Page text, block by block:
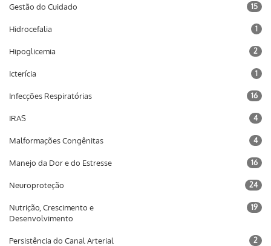
Gestão do Cuidado 15
Hidrocefalia 1
Hipoglicemia 2
Icterícia 1
Infecções Respiratórias 16
IRAS 4
Malformações Congênitas 4
Manejo da Dor e do Estresse 16
Neuroproteção 24
Nutrição, Crescimento e
Desenvolvimento
19
Persistência do Canal Arterial
2